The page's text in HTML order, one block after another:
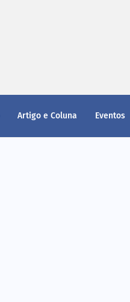
Artigo e Coluna Eventos